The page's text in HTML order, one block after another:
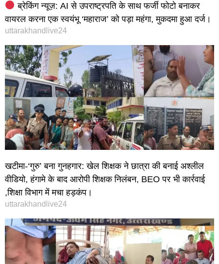
ब्रेकिंग न्यूज़: AI से उपराष्ट्रपति के साथ फर्जी फोटो बनाकर
वायरल करना एक स्वयंभू ‘महाराज’ को पड़ा महंगा, मुकदमा हुआ दर्ज।
uttarakhandlive24
खटीमा-‘गुरु’ बना गुनहगार: खेल शिक्षक ने छात्रा की बनाई अश्लील
वीडियो, हंगामे के बाद आरोपी शिक्षक निलंबन, BEO पर भी कार्रवाई
,शिक्षा विभाग में मचा हड़कंप।
uttarakhandlive24